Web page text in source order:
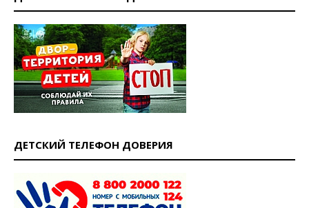
ДЕТСКИЙ ТЕЛЕФОН ДОВЕРИЯ